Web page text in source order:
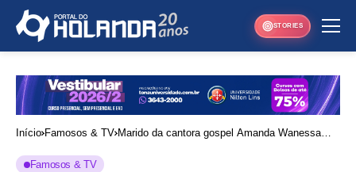
STORIES
Início Famosos & TV Marido da cantora gospel Amanda Wanessa
Famosos & TV